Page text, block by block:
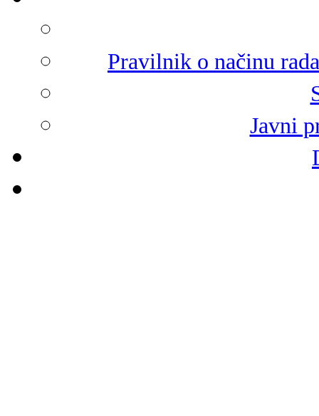
Pravilnik o načinu
Javni